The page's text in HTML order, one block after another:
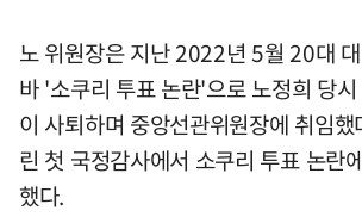
노 위원장은 지난 2022년 5월 20대
바 '소쿠리 투표 논란'으로 노정희 당
이 사퇴하며 중앙선관위원장에 취임
린 첫 국정감사에서 소쿠리 투표 논란
했다.